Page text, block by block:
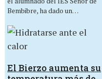
Bembibre, ha dado un…
El Bierzo aumenta su